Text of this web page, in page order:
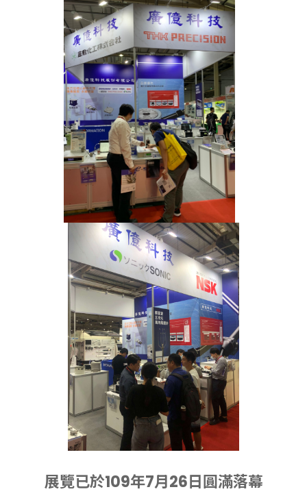
展覽已於109年7月26日圓滿落幕